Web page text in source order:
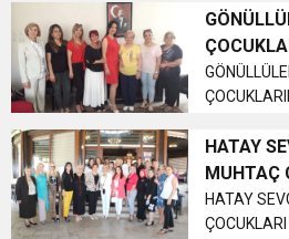
yardımında
YARDIMI
Derneği
yönetim
Meral
HATAY
MUHTAÇ
DERNEĞİ
KATTILAR
HATAY